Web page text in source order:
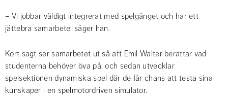
– Vi jobbar väldigt integrerat med spelgänget och har ett
jättebra samarbete, säger han.
Kort sagt ser samarbetet ut så att Emil Walter berättar vad
studenterna behöver öva på, och sedan utvecklar
spelsektionen dynamiska spel där de får chans att testa sina
kunskaper i en spelmotordriven simulator.